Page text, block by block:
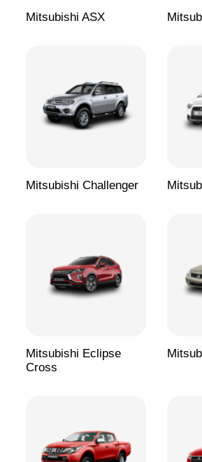
Mitsubishi ASX
Mitsubishi Challenger
Mitsubishi Eclipse
Cross